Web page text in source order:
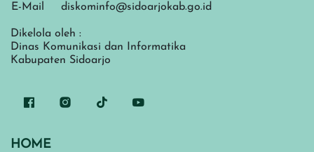
E-Mail
diskominfo@sidoarjokab.go.id
Dikelola oleh :
Dinas Komunikasi dan Informatika
Kabupaten Sidoarjo
HOME